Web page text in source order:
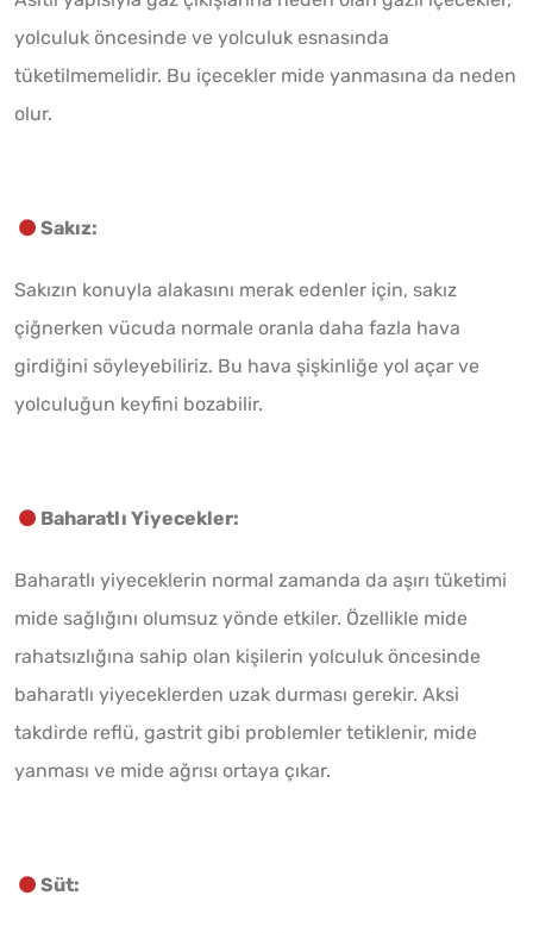
yolculuk öncesinde ve yolculuk esnasında
tüketilmemelidir. Bu içecekler mide yanmasına da neden
olur.
Sakız:
Sakızın konuyla alakasını merak edenler için, sakız
çiğnerken vücuda normale oranla daha fazla hava
girdiğini söyleyebiliriz. Bu hava şişkinliğe yol açar ve
yolculuğun keyfini bozabilir.
Baharatlı Yiyecekler:
Baharatlı yiyeceklerin normal zamanda da aşırı tüketimi
mide sağlığını olumsuz yönde etkiler. Özellikle mide
rahatsızlığına sahip olan kişilerin yolculuk öncesinde
baharatlı yiyeceklerden uzak durması gerekir. Aksi
takdirde reflü, gastrit gibi problemler tetiklenir, mide
yanması ve mide ağrısı ortaya çıkar.
Süt: